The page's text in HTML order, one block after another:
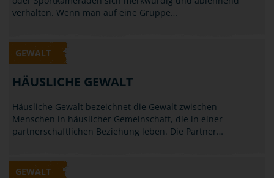
verhalten. Wenn man auf eine Gruppe…
GEWALT
HÄUSLICHE GEWALT
Häusliche Gewalt bezeichnet die Gewalt zwischen
Menschen in häuslicher Gemeinschaft, die in einer
partnerschaftlichen Beziehung leben. Die Partner…
GEWALT